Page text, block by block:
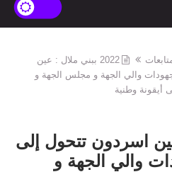
2022 ببني ملال : عين
والي الجهة و مجلس الجهة و
أيقونة وطنية
: عين اسردون تتحول إلى
والي الجهة و